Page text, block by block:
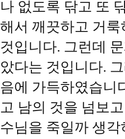
나 없도록 닦고 또
해서 깨끗하고 거
것입니다. 그런데
았다는 것입니다.
음에 가득하였습니
고 남의 것을 넘보
수님을 죽일까 생